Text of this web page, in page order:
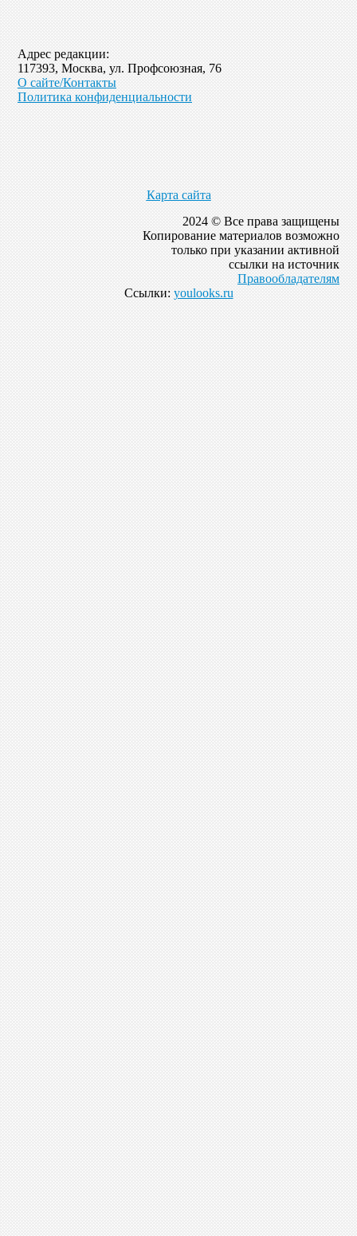
Адрес редакции:
117393, Москва, ул. Профсоюзная, 76
О сайте/Контакты
Политика конфиденциальности
Карта сайта
2024 © Все права защищены
Копирование материалов возможно
только при указании активной
ссылки на источник
Правообладателям
Ссылки: youlooks.ru